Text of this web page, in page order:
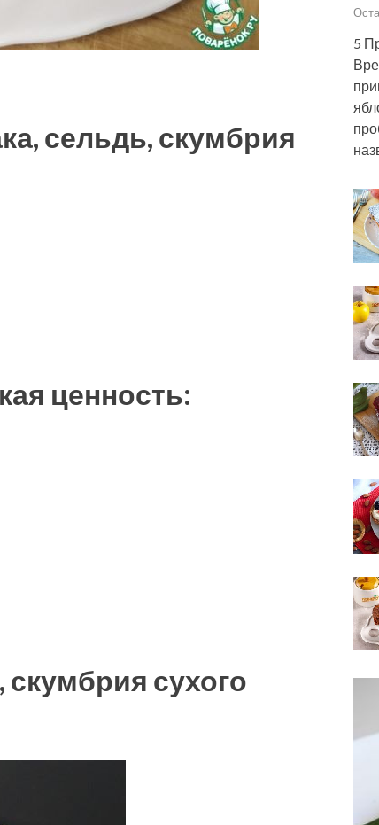
сельдь, скумбрия
ценность:
скумбрия сухого
5